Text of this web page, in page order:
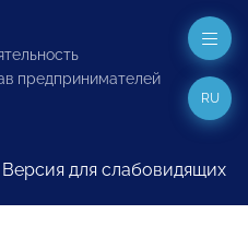
предпринимателей
Версия для слабовидящих
RU